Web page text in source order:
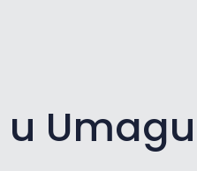
Umagu